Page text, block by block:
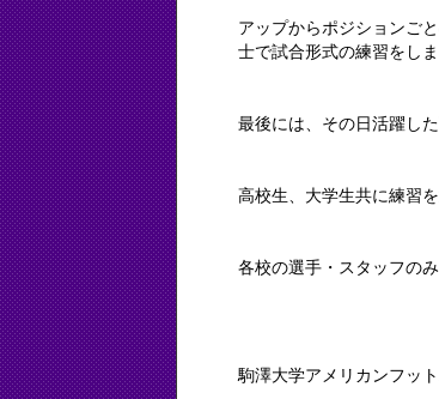
アップからポジションご
士で試合形式の練習をしま
最後には、その日活躍し
高校生、大学生共に練習
各校の選手・スタッフの
駒澤大学アメリカンフッ